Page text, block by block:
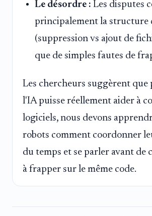
Le désordre : Les disputes
principalement la structure
(suppression vs ajout de
que de simples fautes de
Les chercheurs suggèrent que
l'IA puisse réellement aider à
logiciels, nous devons
robots comment coordonner
du temps et se parler avant de
à frapper sur le même code.